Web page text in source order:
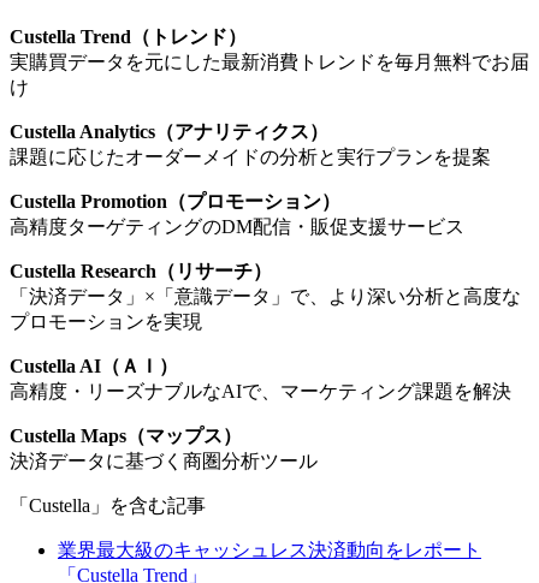
Custella Trend（トレンド）
実購買データを元にした最新消費トレンドを毎月無料でお届
け
Custella Analytics（アナリティクス）
課題に応じたオーダーメイドの分析と実行プランを提案
Custella Promotion（プロモーション）
高精度ターゲティングのDM配信・販促支援サービス
Custella Research（リサーチ）
「決済データ」×「意識データ」で、より深い分析と高度な
プロモーションを実現
Custella AI（ＡＩ）
高精度・リーズナブルなAIで、マーケティング課題を解決
Custella Maps（マップス）
決済データに基づく商圏分析ツール
「Custella」を含む記事
業界最大級のキャッシュレス決済動向をレポート
「Custella Trend」